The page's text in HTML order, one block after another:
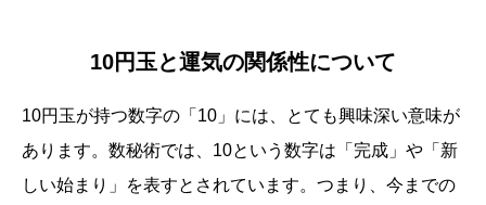
10円玉と運気の関係性について
10円玉が持つ数字の「10」には、とても興味深い意味が
あります。数秘術では、10という数字は「完成」や「新
しい始まり」を表すとされています。つまり、今までの